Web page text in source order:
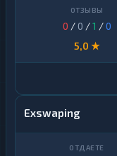
0 / 0 /1 /0
5,0 ★
Exswaping